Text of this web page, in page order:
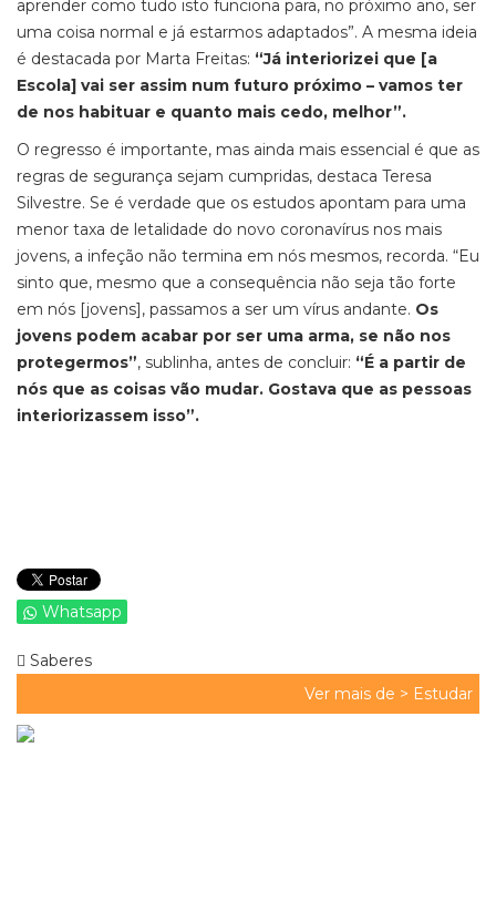
aprender como tudo isto funciona para, no próximo ano, ser
uma coisa normal e já estarmos adaptados”. A mesma ideia
é destacada por Marta Freitas: “Já interiorizei que [a
Escola] vai ser assim num futuro próximo – vamos ter
de nos habituar e quanto mais cedo, melhor”.
O regresso é importante, mas ainda mais essencial é que as
regras de segurança sejam cumpridas, destaca Teresa
Silvestre. Se é verdade que os estudos apontam para uma
menor taxa de letalidade do novo coronavírus nos mais
jovens, a infeção não termina em nós mesmos, recorda. “Eu
sinto que, mesmo que a consequência não seja tão forte
em nós [jovens], passamos a ser um vírus andante. Os
jovens podem acabar por ser uma arma, se não nos
protegermos”, sublinha, antes de concluir: “É a partir de
nós que as coisas vão mudar. Gostava que as pessoas
interiorizassem isso”.
Whatsapp
Saberes
Ver mais de > Estudar